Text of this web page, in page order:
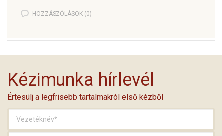
HOZZÁSZÓLÁSOK (0)
Kézimunka hírlevél
Értesülj a legfrisebb tartalmakról első kézből